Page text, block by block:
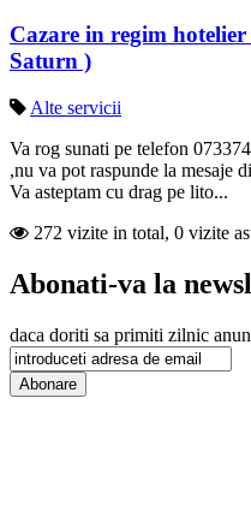
Cazare in regim
Saturn )
Alte servicii
Va rog sunati pe telefon
,nu va pot raspunde la mesaje
Va asteptam cu drag pe lito...
272 vizite in total, 0 vizite
Abonati-va la
daca doriti sa primiti zilnic